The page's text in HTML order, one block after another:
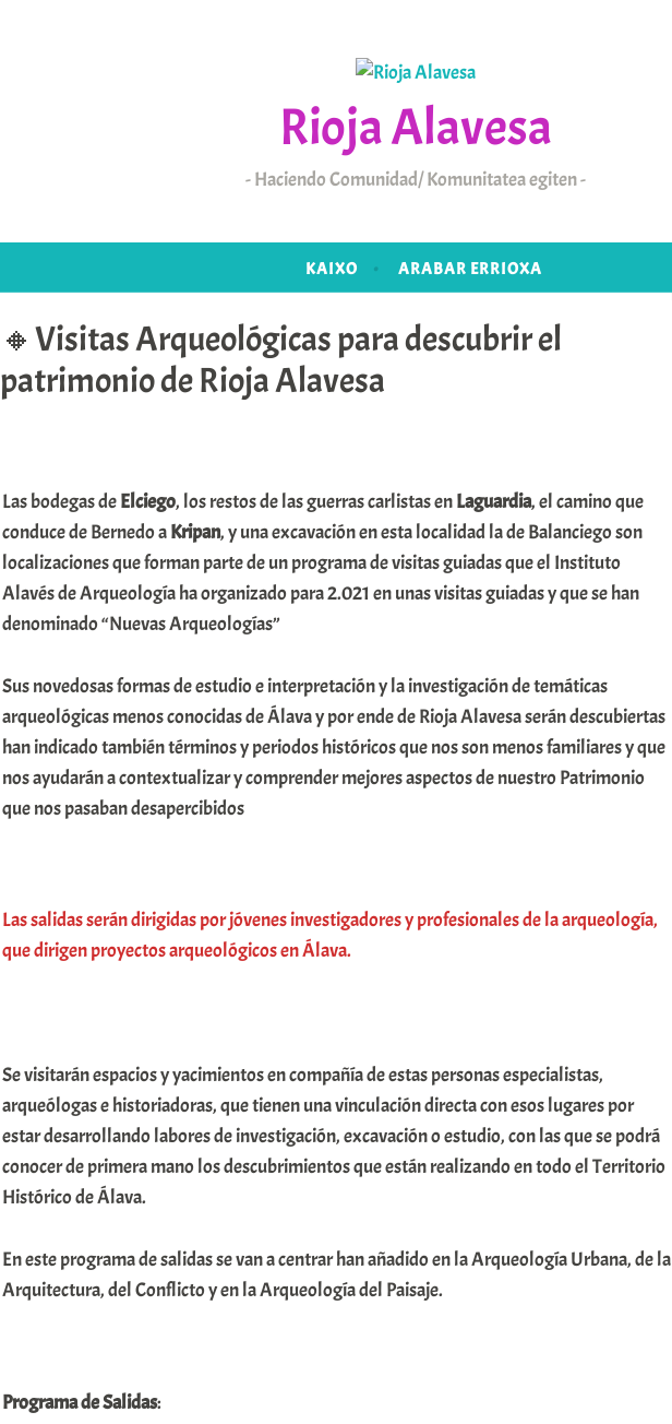
Rioja Alavesa
Haciendo Comunidad/ Komunitatea egiten
KAIXO ARABAR ERRIOXA
🔸Visitas Arqueológicas para descubrir el
patrimonio de Rioja Alavesa
Las bodegas deElciego, los restos de las guerras carlistas enLaguardia, el camino que
conduce de Bernedo aKripan, y una excavación en esta localidad la de Balanciego son
localizaciones que forman parte de un programa de visitas guiadas que el Instituto
Alavés de Arqueología ha organizado para 2.021 en unas visitas guiadas y que se han
denominado “Nuevas Arqueologías”
Sus novedosas formas de estudio e interpretación y la investigación de temáticas
arqueológicas menos conocidas de Álava y por ende de Rioja Alavesa serán descubiertas
han indicado también términos y periodos históricos que nos son menos familiares y que
nos ayudarán a contextualizar y comprender mejores aspectos de nuestro Patrimonio
que nos pasaban desapercibidos
Las salidas serán dirigidas por jóvenes investigadores y profesionales de la arqueología,
que dirigen proyectos arqueológicos en Álava.
Se visitarán espacios y yacimientos en compañía de estas personas especialistas,
arqueólogas e historiadoras, que tienen una vinculación directa con esos lugares por
estar desarrollando labores de investigación, excavación o estudio, con las que se podrá
conocer de primera mano los descubrimientos que están realizando en todo el Territorio
Histórico de Álava.
En este programa de salidas se van a centrar han añadido en la Arqueología Urbana, de la
Arquitectura, del Conflicto y en la Arqueología del Paisaje.
Programa de Salidas: